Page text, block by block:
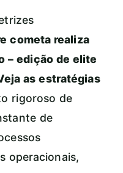
cometa realiza
– edição de elite
as estratégias
rigoroso de
de
operacionais,